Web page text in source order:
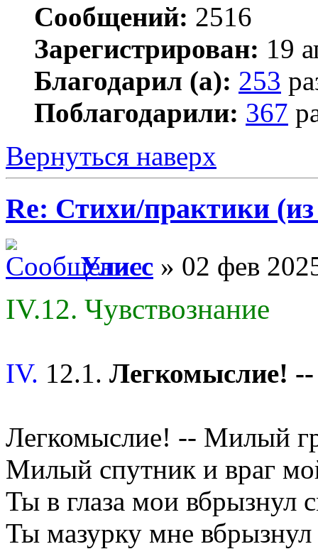
Сообщений: 2516
Зарегистрирован: 19
Благодарил (а): 253
Поблагодарили: 367
Вернуться наверх
Re: Стихи/практики
Улисс » 02 фев
IV.12. Чувствознание
IV. 12.1. Легкомыслие!
Легкомыслие! -- Милый
Милый спутник и враг
Ты в глаза мои вбрызнул
Ты мазурку мне